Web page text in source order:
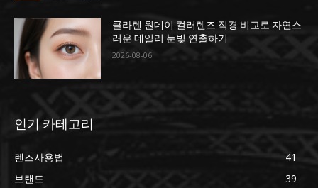
클라렌 원데이 컬러렌즈 직경 비교로 자연스
러운 데일리 눈빛 연출하기
2026-08-06
인기 카테고리
렌즈사용법
41
브랜드
39